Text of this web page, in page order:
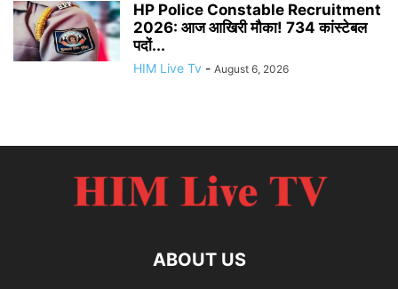
HP Police Constable Recruitment
2026: आज आखिरी मौका! 734 कांस्टेबल
पदों...
HIM Live Tv - August 6, 2026
ABOUT US